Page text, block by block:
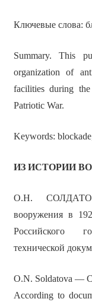
Ключевые слова:
Summary. This
organization of
facilities during
Patriotic War.
Keywords:
ИЗ ИСТОРИИ
О.Н.
вооружения в
Российского
технической
O.N. Soldatova —
According to